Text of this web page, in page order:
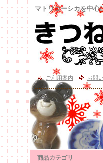
マトリョーシカを中心
ご利用案内 ｜ お問
商品カテゴリ